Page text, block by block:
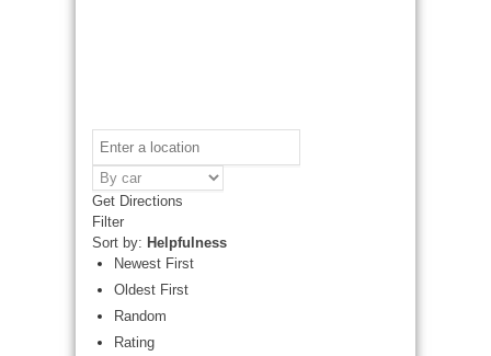
Get Directions
Filter
Sort by: Helpfulness
Newest First
Oldest First
Random
Rating